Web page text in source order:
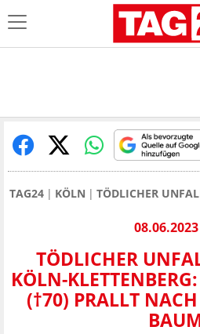
TAG24 KÖLN TÖDLICHER
TÖDLICHER
KÖLN-
(†70) PRALLT